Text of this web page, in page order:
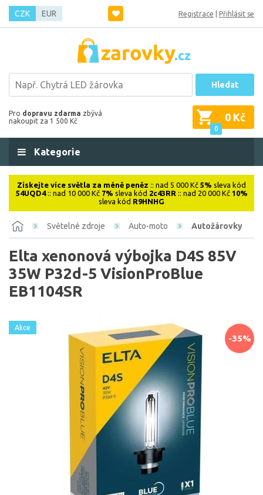
CZK EUR Registrace Přihlásit se
Hledat
Pro dopravu zdarma zbývá
nakoupit za 1 500 Kč
0
0 Kč
Kategorie
Získejte více světla za méně peněz :: nad 5 000 Kč 5% sleva kód
54UQD4:: nad 10 000 Kč 7% sleva kód 2c43RR :: nad 20 000 Kč 10%
sleva kód R9HNHG
Světelné zdroje Auto-moto Autožárovky
Elta xenonová výbojka D4S 85V
35W P32d-5 VisionProBlue
EB1104SR
-35%
Akce